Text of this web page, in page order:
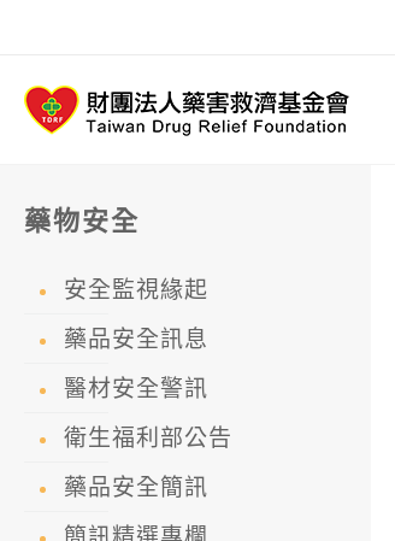
藥物安全
安全監視緣起
藥品安全訊息
醫材安全警訊
衛生福利部公告
藥品安全簡訊